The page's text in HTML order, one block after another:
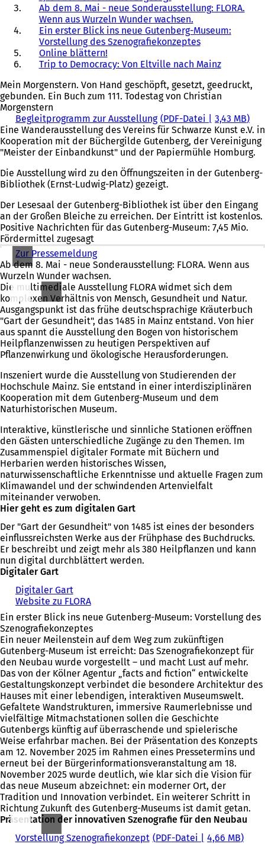
Ab dem 8. Mai - neue Sonderausstellung: FLORA.
Wenn aus Wurzeln Wunder wachsen.
Ein erster Blick ins neue Gutenberg-Museum:
Vorstellung des Szenografiekonzeptes
Online blättern!
Trip to Democracy: Von Eltville nach Mainz
Mein Morgenstern. Von Hand geschöpft, gesetzt, geedruckt,
gebunden. Ein Buch zum 111. Todestag von Christian
Morgenstern
Begleitprogramm zur Ausstellung PDF-Datei
3,43 MB
Eine Wanderausstellung des Vereins für Schwarze Kunst e.V. in
Kooperation mit der Büchergilde Gutenberg, der Vereinigung
"Meister der Einbandkunst" und der Papiermühle Homburg.
Die Ausstellung wird zu den Öffnungszeiten in der Gutenberg-
Bibliothek (Ernst-Ludwig-Platz) gezeigt.
Der Lesesaal der Gutenberg-Bibliothek ist über den Eingang
an der Großen Bleiche zu erreichen. Der Eintritt ist kostenlos.
Positive Nachrichten für das Gutenberg-Museum: 7,45 Mio.
Fördermittel zugesagt
Zur Pressemeldung(
Ö
f
f
n
e
t
i
n
e
n
e
m
n
u
e
n
T
a
b
)
Ab dem 8. Mai - neue Sonderausstellung: FLORA. Wenn aus
Wurzeln Wunder wachsen.
Die multimediale Ausstellung FLORA widmet sich dem
komplexen Verhältnis von Mensch, Gesundheit und Natur.
Ausgangspunkt ist das frühe deutschsprachige Kräuterbuch
"Gart der Gesundheit", das 1485 in Mainz entstand. Von hier
aus spannt die Ausstellung den Bogen von historischem
Heilpflanzenwissen zu heutigen Perspektiven auf
Pflanzenwirkung und ökologische Herausforderungen.
Inszeniert wurde die Ausstellung von Studierenden der
Hochschule Mainz. Sie entstand in einer interdisziplinären
Kooperation mit dem Gutenberg-Museum und dem
Naturhistorischen Museum.
Interaktive, künstlerische und sinnliche Stationen eröffnen
den Gästen unterschiedliche Zugänge zu den Themen. Im
Zusammenspiel digitaler Formate mit Büchern und
Herbarien werden historisches Wissen,
naturwissenschaftliche Erkenntnisse und aktuelle Fragen zum
Klimawandel und der schwindenden Artenvielfalt
miteinander verwoben.
Hier geht es zum digitalen Gart
Der "Gart der Gesundheit" von 1485 ist eines der besonders
einflussreichsten Werke aus der Frühphase des Buchdrucks.
Er beschreibt und zeigt mehr als 380 Heilpflanzen und kann
nun digital durchblättert werden.
Digitaler Gart
Digitaler Gart(
Ö
f
f
n
e
t
i
n
e
i
n
e
m
n
e
u
e
n
T
a
b
)
Website zu FLORA(
Ö
f
f
n
e
t
i
n
e
i
n
e
m
n
e
u
e
n
T
a
b
Ein erster Blick ins neue Gutenberg-Museum: Vorstellung des
Szenografiekonzeptes
Ein neuer Meilenstein auf dem Weg zum zukünftigen
Gutenberg-Museum ist erreicht: Das Szenografiekonzept für
den Neubau wurde vorgestellt – und macht Lust auf mehr.
Das von der Kölner Agentur „facts and fiction“ entwickelte
Gestaltungskonzept verbindet die besondere Architektur des
Hauses mit einer lebendigen, interaktiven Museumswelt.
Gefaltete Wandstrukturen, immersive Raumerlebnisse und
vielfältige Mitmachstationen sollen die Geschichte
Gutenbergs künftig auf überraschende und spielerische
Weise erfahrbar machen. Bei der Präsentation des Konzepts
am 12. November 2025 im Rahmen eines Pressetermins und
erneut bei der Bürgerinformationsveranstaltung am 18.
November 2025 wurde deutlich, wie klar sich die Vision für
das neue Museum abzeichnet: ein moderner Ort, der
Tradition und Innovation verbindet. Ein weiterer Schritt in
Richtung Zukunft des Gutenberg-Museums ist damit getan.
Präsentation der innovativen Szenografie für den Neubau
Vorstellung Szenografiekonzept PDF-Datei
4,66 MB